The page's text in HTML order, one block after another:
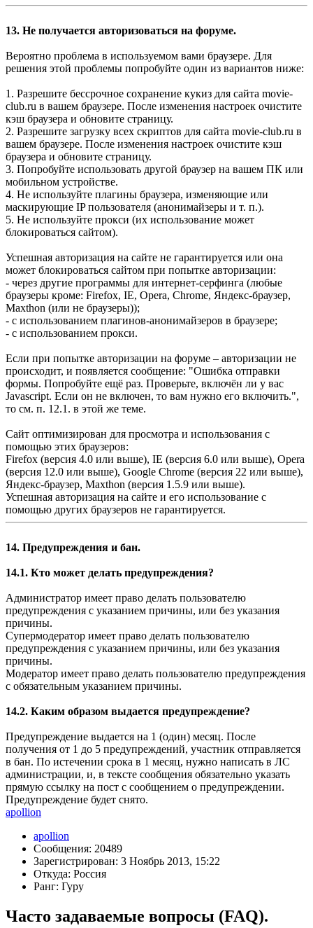
13. Не получается авторизоваться на форуме.
Вероятно проблема в используемом вами браузере. Для
решения этой проблемы попробуйте один из вариантов ниже:
1. Разрешите бессрочное сохранение кукиз для сайта movie-
club.ru в вашем браузере. После изменения настроек очистите
кэш браузера и обновите страницу.
2. Разрешите загрузку всех скриптов для сайта movie-club.ru в
вашем браузере. После изменения настроек очистите кэш
браузера и обновите страницу.
3. Попробуйте использовать другой браузер на вашем ПК или
мобильном устройстве.
4. Не используйте плагины браузера, изменяющие или
маскирующие IP пользователя (анонимайзеры и т. п.).
5. Не используйте прокси (их использование может
блокироваться сайтом).
Успешная авторизация на сайте не гарантируется или она
может блокироваться сайтом при попытке авторизации:
- через другие программы для интернет-серфинга (любые
браузеры кроме: Firefox, IE, Opera, Chrome, Яндекс-браузер,
Maxthon (или не браузеры));
- с использованием плагинов-анонимайзеров в браузере;
- с использованием прокси.
Если при попытке авторизации на форуме – авторизации не
происходит, и появляется сообщение: "Ошибка отправки
формы. Попробуйте ещё раз. Проверьте, включён ли у вас
Javascript. Если он не включен, то вам нужно его включить.",
то см. п. 12.1. в этой же теме.
Сайт оптимизирован для просмотра и использования с
помощью этих браузеров:
Firefox (версия 4.0 или выше), IE (версия 6.0 или выше), Opera
(версия 12.0 или выше), Google Chrome (версия 22 или выше),
Яндекс-браузер, Maxthon (версия 1.5.9 или выше).
Успешная авторизация на сайте и его использование с
помощью других браузеров не гарантируется.
14. Предупреждения и бан.
14.1. Кто может делать предупреждения?
Администратор имеет право делать пользователю
предупреждения с указанием причины, или без указания
причины.
Супермодератор имеет право делать пользователю
предупреждения с указанием причины, или без указания
причины.
Модератор имеет право делать пользователю предупреждения
с обязательным указанием причины.
14.2. Каким образом выдается предупреждение?
Предупреждение выдается на 1 (один) месяц. После
получения от 1 до 5 предупреждений, участник отправляется
в бан. По истечении срока в 1 месяц, нужно написать в ЛС
администрации, и, в тексте сообщения обязательно указать
прямую ссылку на пост с сообщением о предупреждении.
Предупреждение будет снято.
apollion
apollion
Сообщения: 20489
Зарегистрирован: 3 Ноябрь 2013, 15:22
Откуда: Россия
Ранг: Гуру
Часто задаваемые вопросы (FAQ).